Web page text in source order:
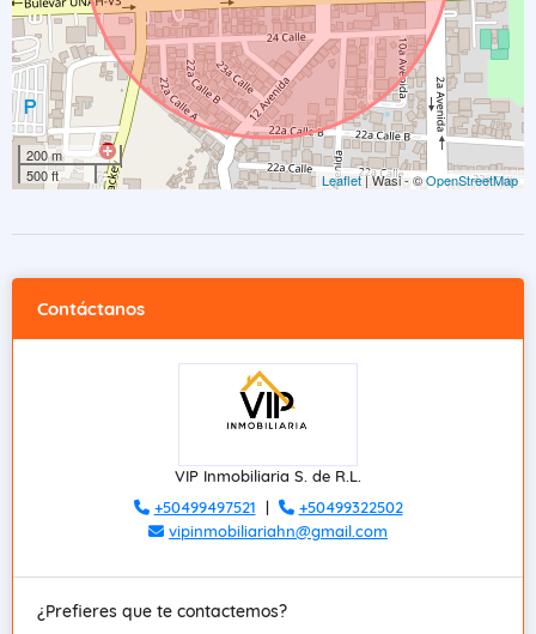
200 m
500 ft
Leaflet| Wasi - ©OpenStreetMap
Contáctanos
VIP Inmobiliaria S. de R.L.
+50499497521 |
+50499322502
vipinmobiliariahn@gmail.com
¿Prefieres que te contactemos?